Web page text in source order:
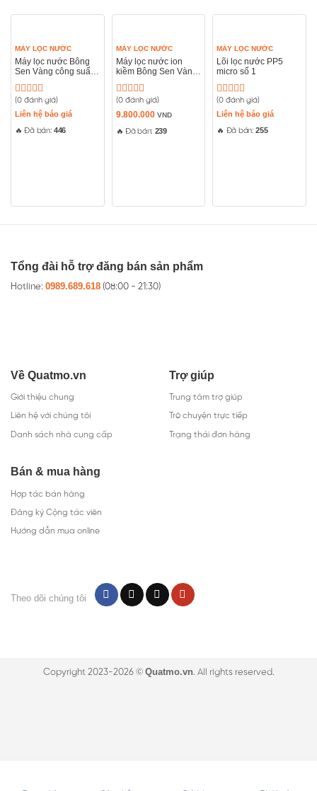
MÁY LỌC NƯỚC
Máy lọc nước Bông
Sen Vàng công suất
Được
xếp
0
(0 đánh giá)
Liên hệ báo giá
🔥 Đã bán: 446
MÁY LỌC NƯỚC
Máy lọc nước ion
kiềm Bông Sen Vàng
Được
xếp
0
(0 đánh giá)
9.800.000 VND
🔥 Đã bán: 239
MÁY LỌC NƯỚC
Lõi lọc nước PP5
micro số 1
Được
xếp
0
(0 đánh giá)
Liên hệ báo giá
🔥 Đã bán:255
Tổng đài hỗ trợ đăng bán sản phẩm
Hotline: 0989.689.618 (08:00 - 21:30)
Về Quatmo.vn
Giới thiệu chung
Liên hệ với chúng tôi
Danh sách nhà cung cấp
Trợ giúp
Trung tâm trợ giúp
Trò chuyện trực tiếp
Trạng thái đơn hàng
Bán & mua hàng
Hợp tác bán hàng
Đăng ký Cộng tác viên
Hướng dẫn mua online
Theo dõi chúng tôi
Copyright 2023-2026 © Quatmo.vn. All rights reserved.